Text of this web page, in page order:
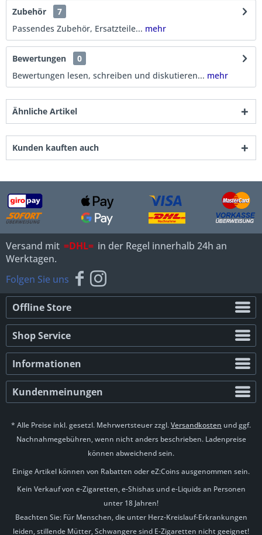
Zubehör
7
Passendes Zubehör, Ersatzteile... mehr
Bewertungen
0
Bewertungen lesen, schreiben und diskutieren... mehr
Ähnliche Artikel
Kunden kauften auch
Versand mit =DHL= in der Regel innerhalb 24h an
Werktagen.
Folgen Sie uns
Offline Store
Shop Service
Informationen
Kundenmeinungen
* Alle Preise inkl. gesetzl. Mehrwertsteuer zzgl.Versandkosten und ggf.
Nachnahmegebühren, wenn nicht anders beschrieben. Ladenpreise
können abweichend sein.
Einige Artikel können von Rabatten oder eZ:Coins ausgenommen sein.
Kein Verkauf von e-Zigaretten, e-Shishas und e-Liquids an Personen
unter 18 Jahren!
Beachten Sie: Für Menschen, die unter Herz-Kreislauf-Erkrankungen
leiden, stillende Mütter, Schwangere sind E-Zigaretten nicht geeignet!